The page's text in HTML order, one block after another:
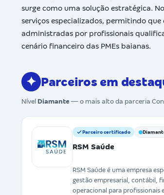
surge como uma solução estratégica.
serviços especializados, permitindo
administradas por profissionais
cenário financeiro das PMEs baianas.
✦ Parceiros em
Nível Diamante — o mais alto da parceria
Parceiro certificado
RSM Saúde
RSM Saúde é uma empresa
gestão empresarial, contábil,
operacional para profissionais